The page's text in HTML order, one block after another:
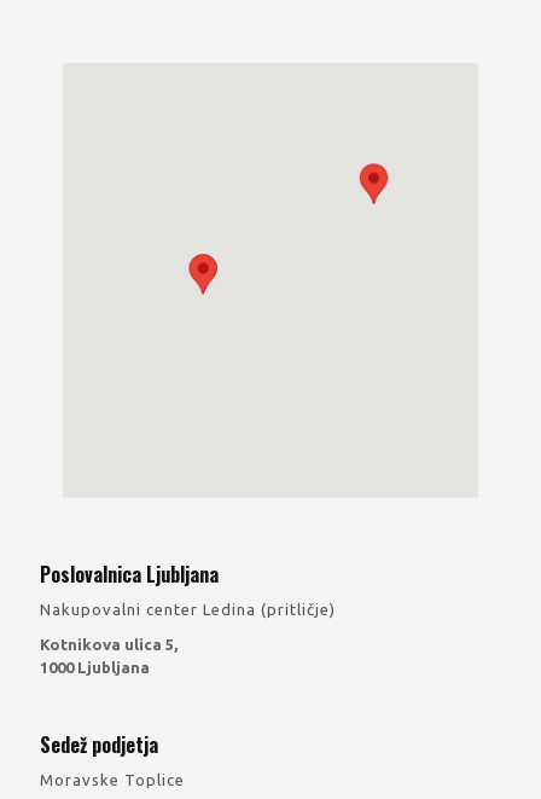
Poslovalnica Ljubljana
Nakupovalni center Ledina (pritličje)
Kotnikova ulica 5,
1000 Ljubljana
Sedež podjetja
Moravske Toplice